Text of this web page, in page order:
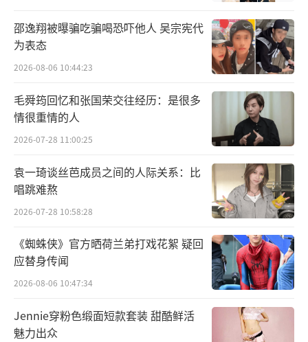
持“NOBODY”的心态。刘炫廷认为“NOBOD
Y”并不是自嘲，而是对自己重新审视的一个过
程，是一次自洽，更是一种成就。这是值得被
书写和记录的，因此才诞生了这张耗时3年的首
张个人专辑。
而刘炫廷之所以选择《内格罗尼（NEGRO
NI)》作为主打歌，其实这也和他的处世观念有
关：“生活总是会在一瞬间翻天覆地，好的境
遇也会突然急转直下，坏的运气触底也会直线
飙升，人生总是要在好和坏、苦和甜之间找到
内心的平衡，进而保持平和，更自如地往前走
下去。”
邵逸翔被曝骗吃骗喝恐吓他人 吴宗宪代
为表态
2026-08-06 10:44:23
毛舜筠回忆和张国荣交往经历：是很多
情很重情的人
2026-07-28 11:00:25
袁一琦谈丝芭成员之间的人际关系：比
唱跳难熬
2026-07-28 10:58:28
《蜘蛛侠》官方晒荷兰弟打戏花絮 疑回
应替身传闻
2026-08-06 10:47:34
Jennie穿粉色缎面短款套装 甜酷鲜活
魅力出众